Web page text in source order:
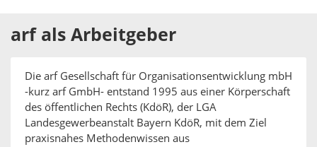
arfals Arbeitgeber
Die arf Gesellschaft für Organisationsentwicklung mbH
-kurz arf GmbH- entstand 1995 aus einer Körperschaft
des öffentlichen Rechts (KdöR), der LGA
Landesgewerbeanstalt Bayern KdöR, mit dem Ziel
praxisnahes Methodenwissen aus